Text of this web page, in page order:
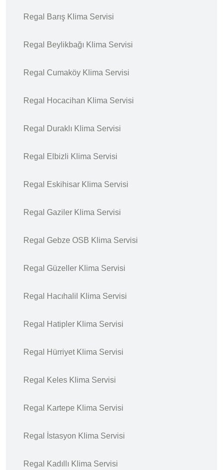
Regal Barış Klima Servisi
Regal Beylikbağı Klima Servisi
Regal Cumaköy Klima Servisi
Regal Hocacihan Klima Servisi
Regal Duraklı Klima Servisi
Regal Elbizli Klima Servisi
Regal Eskihisar Klima Servisi
Regal Gaziler Klima Servisi
Regal Gebze OSB Klima Servisi
Regal Güzeller Klima Servisi
Regal Hacıhalil Klima Servisi
Regal Hatipler Klima Servisi
Regal Hürriyet Klima Servisi
Regal Keles Klima Servisi
Regal Kartepe Klima Servisi
Regal İstasyon Klima Servisi
Regal Kadıllı Klima Servisi